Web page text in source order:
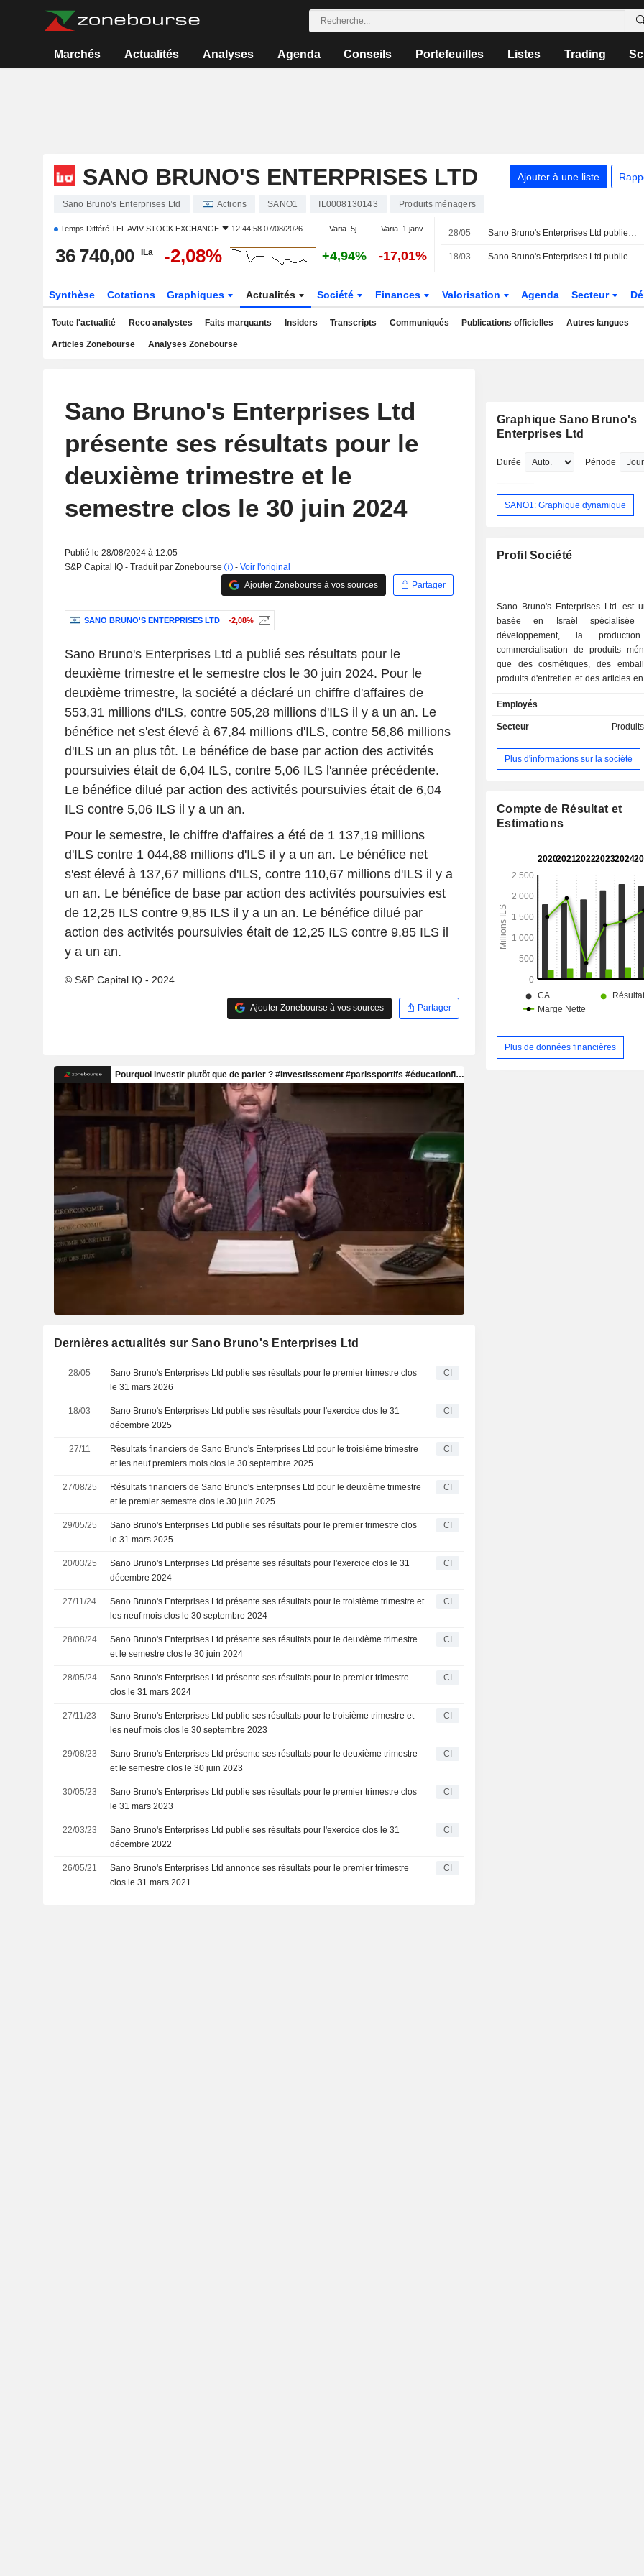
Marchés Actualités Analyses Agenda Conseils Portefeuilles Listes Trading
SANO BRUNO'S ENTERPRISES LTD Ajouter à une liste
Sano Bruno's Enterprises Ltd Actions SANO1 IL0008130143 Produits ménagers
Temps Différé TEL AVIV STOCK EXCHANGE 12:44:58 07/08/2026 Varia. 5j. Varia. 1 janv.
36 740,00 ILa -2,08% +4,94% -17,01%
28/05 Sano Bruno's Enterprises Ltd publie ses résultats pour le premier trimestre clos le 31 mars 2026
18/03 Sano Bruno's Enterprises Ltd publie ses résultats pour l'exercice clos le 31 décembre 2025
Synthèse Cotations Graphiques Actualités Société Finances Valorisation Agenda Secteur
Toute l'actualité Reco analystes Faits marquants Insiders Transcripts Communiqués Publications officielles Autres langues
Articles Zonebourse Analyses Zonebourse
Sano Bruno's Enterprises Ltd
présente ses résultats pour le
deuxième trimestre et le
semestre clos le 30 juin 2024
Publié le 28/08/2024 à 12:05
S&P Capital IQ - Traduit par Zonebourse
- Voir l'original
Ajouter Zonebourse à vos sources
Partager
SANO BRUNO'S ENTERPRISES LTD -2,08%
Sano Bruno's Enterprises Ltd a publié ses résultats pour le
deuxième trimestre et le semestre clos le 30 juin 2024. Pour le
deuxième trimestre, la société a déclaré un chiffre d'affaires de
553,31 millions d'ILS, contre 505,28 millions d'ILS il y a un an. Le
bénéfice net s'est élevé à 67,84 millions d'ILS, contre 56,86 millions
d'ILS un an plus tôt. Le bénéfice de base par action des activités
poursuivies était de 6,04 ILS, contre 5,06 ILS l'année précédente.
Le bénéfice dilué par action des activités poursuivies était de 6,04
ILS contre 5,06 ILS il y a un an.
Pour le semestre, le chiffre d'affaires a été de 1 137,19 millions
d'ILS contre 1 044,88 millions d'ILS il y a un an. Le bénéfice net
s'est élevé à 137,67 millions d'ILS, contre 110,67 millions d'ILS il y a
un an. Le bénéfice de base par action des activités poursuivies est
de 12,25 ILS contre 9,85 ILS il y a un an. Le bénéfice dilué par
action des activités poursuivies était de 12,25 ILS contre 9,85 ILS il
y a un an.
© S&P Capital IQ - 2024
Ajouter Zonebourse à vos sources Partager
Dernières actualités sur Sano Bruno's Enterprises Ltd
28/05
Sano Bruno's Enterprises Ltd publie ses résultats pour le premier trimestre clos
le 31 mars 2026
CI
18/03
Sano Bruno's Enterprises Ltd publie ses résultats pour l'exercice clos le 31
décembre 2025
CI
27/11
Résultats financiers de Sano Bruno's Enterprises Ltd pour le troisième trimestre
et les neuf premiers mois clos le 30 septembre 2025
CI
27/08/25
Résultats financiers de Sano Bruno's Enterprises Ltd pour le deuxième trimestre
et le premier semestre clos le 30 juin 2025
CI
29/05/25
Sano Bruno's Enterprises Ltd publie ses résultats pour le premier trimestre clos
le 31 mars 2025
CI
20/03/25
Sano Bruno's Enterprises Ltd présente ses résultats pour l'exercice clos le 31
décembre 2024
CI
27/11/24
Sano Bruno's Enterprises Ltd présente ses résultats pour le troisième trimestre et
les neuf mois clos le 30 septembre 2024
CI
28/08/24
Sano Bruno's Enterprises Ltd présente ses résultats pour le deuxième trimestre
et le semestre clos le 30 juin 2024
CI
28/05/24
Sano Bruno's Enterprises Ltd présente ses résultats pour le premier trimestre
clos le 31 mars 2024
CI
27/11/23
Sano Bruno's Enterprises Ltd publie ses résultats pour le troisième trimestre et
les neuf mois clos le 30 septembre 2023
CI
29/08/23
Sano Bruno's Enterprises Ltd présente ses résultats pour le deuxième trimestre
et le semestre clos le 30 juin 2023
CI
30/05/23
Sano Bruno's Enterprises Ltd publie ses résultats pour le premier trimestre clos
le 31 mars 2023
CI
22/03/23
Sano Bruno's Enterprises Ltd publie ses résultats pour l'exercice clos le 31
décembre 2022
CI
26/05/21
Sano Bruno's Enterprises Ltd annonce ses résultats pour le premier trimestre
clos le 31 mars 2021
CI
Graphique Sano Bruno's
Enterprises Ltd
Durée Période
SANO1: Graphique dynamique
Profil Société
Sano Bruno's Enterprises Ltd. est
basée en Israël
développement, la
commercialisation de produits
que des cosmétiques, des
produits d'entretien et des articles en
produits cosmétiques destinés aux
hommes et aux bébés. Sa gamme
éponges, des lotions, des crèmes,
des couches et des produits
métalliques. Les produits
comprennent des éponges, des
Sano Bruno et ses filiales
ailleurs environ 6 000 détaillants
que Shufersal, Coop et Club-Market.
autres clients figurent des
des hôpitaux, des hôtels, des
nettoyage et des bureaux.
Employés
Secteur
Plus d'informations sur la société
Compte de Résultat et
Estimations
Plus de données financières